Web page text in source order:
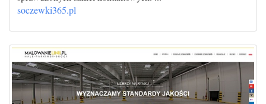
soczewki365.pl